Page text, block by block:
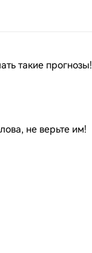
такие прогнозы!
не верьте им!